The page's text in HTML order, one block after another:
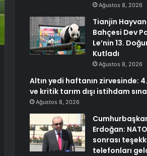
Ağustos 8, 2026
Tianjin
Bahçesi Dev
Le’nin 13.
Kutladı
Ağustos 8, 2026
Altın yedi haftanın zirvesinde:
ve kritik tarım dışı istihdam
Ağustos 8, 2026
Erdoğan:
sonrası
telefonları